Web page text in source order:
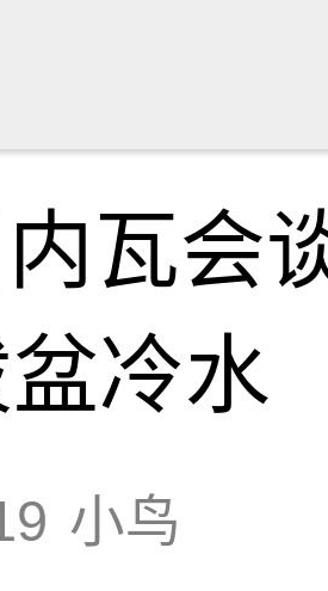
瓦会
冷水
小鸟